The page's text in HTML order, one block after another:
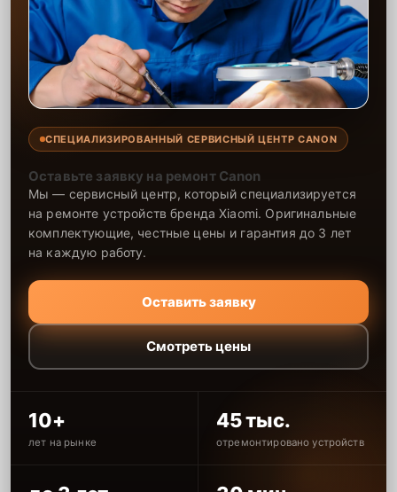
СПЕЦИАЛИЗИРОВАННЫЙ СЕРВИСНЫЙ ЦЕНТР CANON
Оставьте заявку на ремонт Canon
Мы — сервисный центр, который специализируется
на ремонте устройств бренда Xiaomi. Оригинальные
комплектующие, честные цены и гарантия до 3 лет
на каждую работу.
Оставить заявку
Смотреть цены
10+
лет на рынке
45 тыс.
отремонтировано устройств